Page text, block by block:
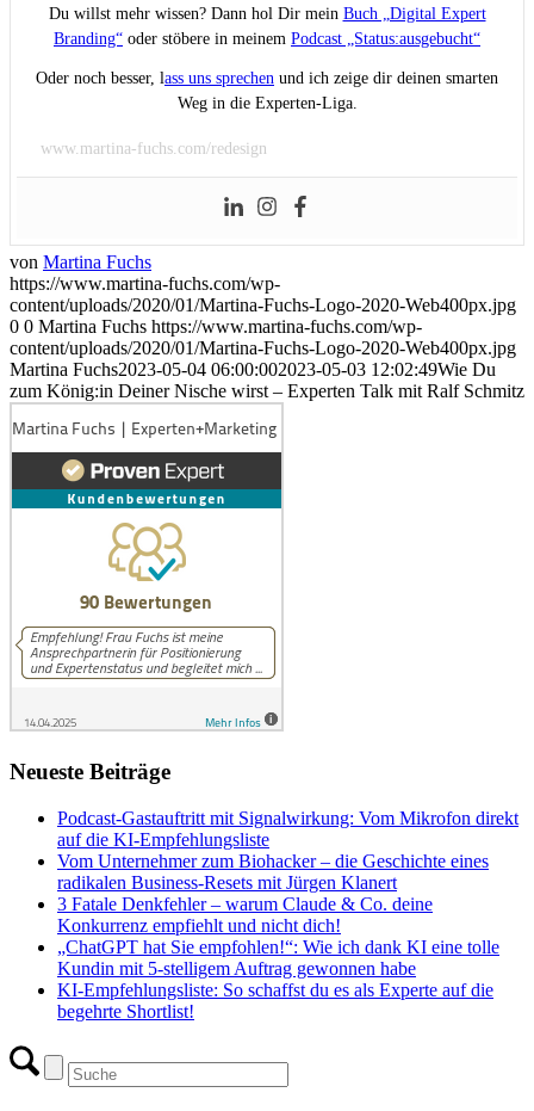
Du willst mehr wissen? Dann hol Dir mein Buch „Digital Expert
Branding“ oder stöbere in meinem Podcast „Status:ausgebucht“
Oder noch besser, lass uns sprechen und ich zeige dir deinen smarten
Weg in die Experten-Liga.
www.martina-fuchs.com/redesign
von Martina Fuchs
https://www.martina-fuchs.com/wp-
content/uploads/2020/01/Martina-Fuchs-Logo-2020-Web400px.jpg
0 0 Martina Fuchs https://www.martina-fuchs.com/wp-
content/uploads/2020/01/Martina-Fuchs-Logo-2020-Web400px.jpg
Martina Fuchs2023-05-04 06:00:002023-05-03 12:02:49Wie Du
zum König:in Deiner Nische wirst – Experten Talk mit Ralf Schmitz
Neueste Beiträge
Podcast-Gastauftritt mit Signalwirkung: Vom Mikrofon direkt
auf die KI-Empfehlungsliste
Vom Unternehmer zum Biohacker – die Geschichte eines
radikalen Business-Resets mit Jürgen Klanert
3 Fatale Denkfehler – warum Claude & Co. deine
Konkurrenz empfiehlt und nicht dich!
„ChatGPT hat Sie empfohlen!“: Wie ich dank KI eine tolle
Kundin mit 5-stelligem Auftrag gewonnen habe
KI-Empfehlungsliste: So schaffst du es als Experte auf die
begehrte Shortlist!